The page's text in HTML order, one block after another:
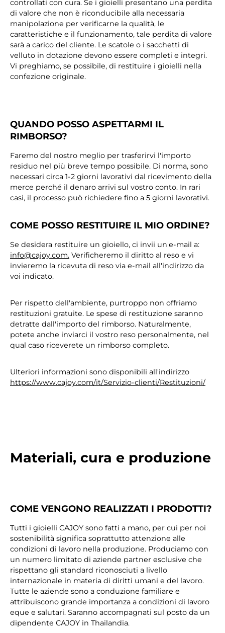
controllati con cura. Se i gioielli presentano una perdita
di valore che non è riconducibile alla necessaria
manipolazione per verificarne la qualità, le
caratteristiche e il funzionamento, tale perdita di valore
sarà a carico del cliente. Le scatole o i sacchetti di
velluto in dotazione devono essere completi e integri.
Vi preghiamo, se possibile, di restituire i gioielli nella
confezione originale.
QUANDO POSSO ASPETTARMI IL
RIMBORSO?
Faremo del nostro meglio per trasferirvi l'importo
residuo nel più breve tempo possibile. Di norma, sono
necessari circa 1-2 giorni lavorativi dal ricevimento della
merce perché il denaro arrivi sul vostro conto. In rari
casi, il processo può richiedere fino a 5 giorni lavorativi.
COME POSSO RESTITUIRE IL MIO ORDINE?
Se desidera restituire un gioiello, ci invii un'e-mail a:
info@cajoy.com. Verificheremo il diritto al reso e vi
invieremo la ricevuta di reso via e-mail all'indirizzo da
voi indicato.
Per rispetto dell'ambiente, purtroppo non offriamo
restituzioni gratuite. Le spese di restituzione saranno
detratte dall'importo del rimborso. Naturalmente,
potete anche inviarci il vostro reso personalmente, nel
qual caso riceverete un rimborso completo.
Ulteriori informazioni sono disponibili all'indirizzo
https://www.cajoy.com/it/Servizio-clienti/Restituzioni/
Materiali, cura e produzione
COME VENGONO REALIZZATI I PRODOTTI?
Tutti i gioielli CAJOY sono fatti a mano, per cui per noi
sostenibilità significa soprattutto attenzione alle
condizioni di lavoro nella produzione. Produciamo con
un numero limitato di aziende partner esclusive che
rispettano gli standard riconosciuti a livello
internazionale in materia di diritti umani e del lavoro.
Tutte le aziende sono a conduzione familiare e
attribuiscono grande importanza a condizioni di lavoro
eque e salutari. Saranno accompagnati sul posto da un
dipendente CAJOY in Thailandia.